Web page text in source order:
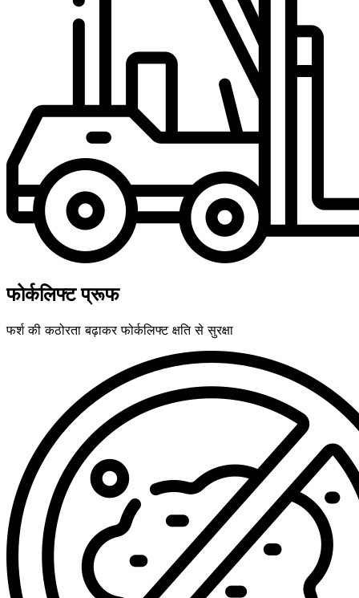
फोर्कलिफ्ट प्रूफ
फर्श की कठोरता बढ़ाकर फोर्कलिफ्ट क्षति से सुरक्षा